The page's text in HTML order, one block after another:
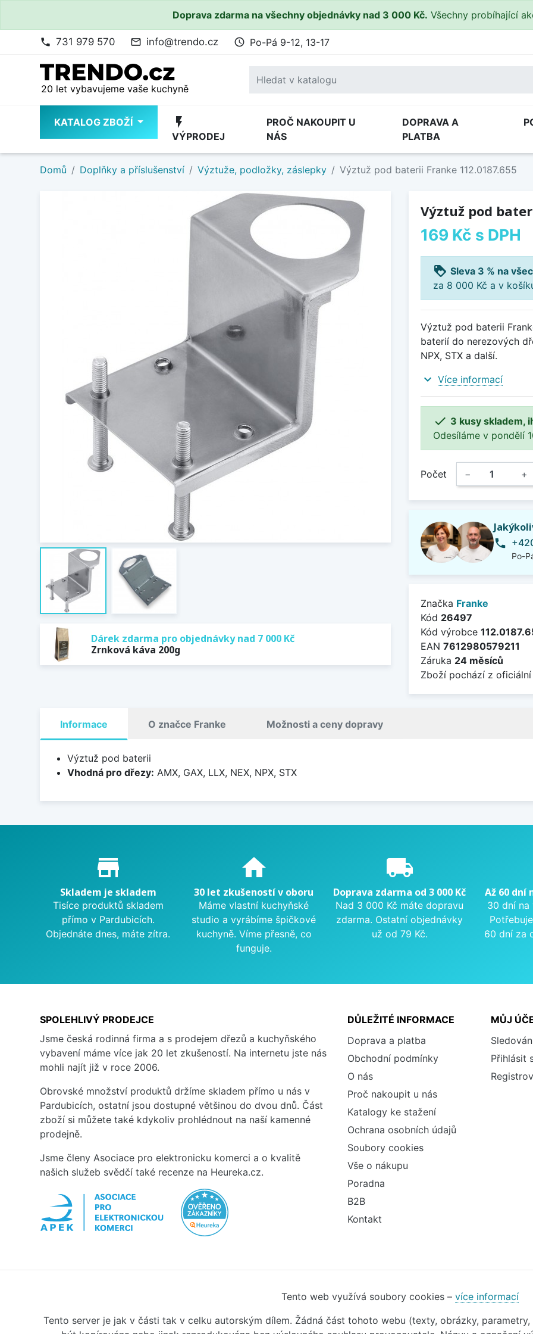
Doprava zdarma na všechny objednávky nad 3 000 Kč. Všechny probíhající
phone 731 979 570 mail_outline info@trendo.cz access_time Po-Pá 9-12, 13-17
20 let vybavujeme vaše kuchyně
KATALOG ZBOŽÍ flash_on
VÝPRODEJ
PROČ NAKOUPIT U
NÁS
DOPRAVA A
PLATBA
Domů Doplňky a příslušenství Výztuže, podložky, záslepky Výztuž pod baterii Franke 112.0187.655
Dárek zdarma pro objednávky nad 7 000 Kč
Zrnková káva 200g
Výztuž pod
169 Kč s DPH
loyalty Sleva 3 % na
za 8 000 Kč a v
Výztuž pod baterii
baterií do nerezových
NPX, STX a další.
expand_more Více informací
 3 kusy skladem,
Odesíláme v pondělí
Počet − +
phone
Po-
Značka Franke
Kód 26497
Kód výrobce
EAN 7612980579211
Záruka 24 měsíců
Zboží pochází z
Informace O značce Franke Možnosti a ceny dopravy
Výztuž pod baterii
Vhodná pro dřezy: AMX, GAX, LLX, NEX, NPX, STX
Proč nakupovat u nás?
store_mall_directory
Skladem je skladem
Tisíce produktů skladem
přímo v Pardubicích.
Objednáte dnes, máte zítra.
home
30 let zkušeností v oboru
Máme vlastní kuchyňské
studio a vyrábíme špičkové
kuchyně. Víme přesně, co
funguje.
local_shipping
Doprava zdarma od 3 000 Kč
Nad 3 000 Kč máte dopravu
zdarma. Ostatní objednávky
už od 79 Kč.
Až 60 dní
30 dní na
60 dní za
SPOLEHLIVÝ PRODEJCE
Jsme česká rodinná firma a s prodejem dřezů a kuchyňského
vybavení máme více jak 20 let zkušeností. Na internetu jste nás
mohli najít již v roce 2006.
Obrovské množství produktů držíme skladem přímo u nás v
Pardubicích, ostatní jsou dostupné většinou do dvou dnů. Část
zboží si můžete také kdykoliv prohlédnout na naší kamenné
prodejně.
Jsme členy Asociace pro elektronicku komerci a o kvalitě
našich služeb svědčí také recenze na Heureka.cz.
DŮLEŽITÉ INFORMACE
Doprava a platba
Obchodní podmínky
O nás
Proč nakoupit u nás
Katalogy ke stažení
Ochrana osobních údajů
Soubory cookies
Vše o nákupu
Poradna
B2B
Kontakt
MŮJ
Přihlásit
Tento web využívá soubory cookies – více informací
Tento server je jak v části tak v celku autorským dílem. Žádná část tohoto webu (texty, obrázky,